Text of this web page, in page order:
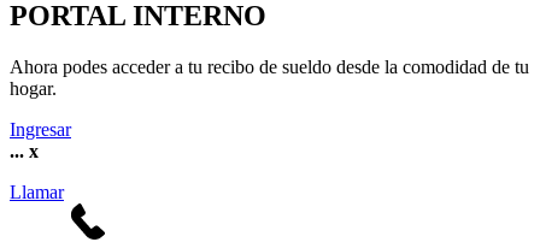
PORTAL INTERNO
Ahora podes acceder a tu recibo de sueldo desde la comodidad de tu
hogar.
Ingresar
... x
Llamar